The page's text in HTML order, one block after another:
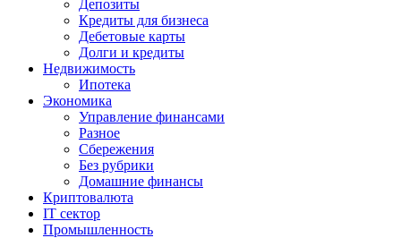
Депозиты
Кредиты для бизнеса
Дебетовые карты
Долги и кредиты
Недвижимость
Ипотека
Экономика
Управление финансами
Разное
Сбережения
Без рубрики
Домашние финансы
Криптовалюта
IT сектор
Промышленность